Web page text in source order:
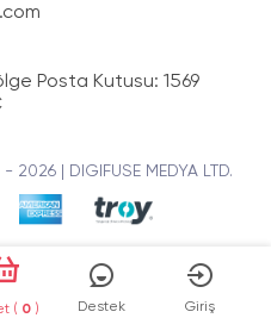
Posta Kutusu: 1569
2026 | DIGIFUSE MEDYA LTD.
( 0 ) Destek Giriş